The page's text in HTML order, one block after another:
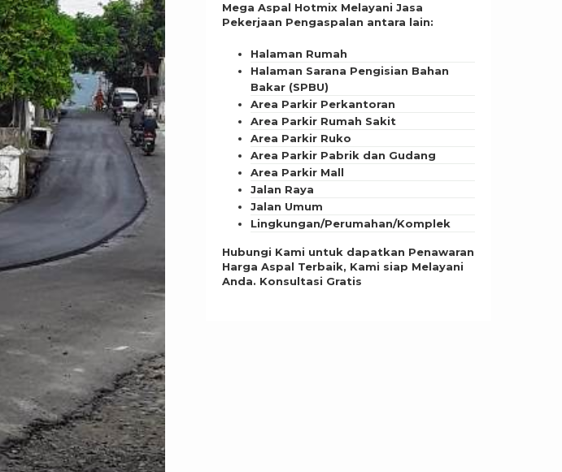
Mega Aspal Hotmix Melayani Jasa
Pekerjaan Pengaspalan antara lain:
Halaman Rumah
Halaman Sarana Pengisian Bahan
Bakar (SPBU)
Area Parkir Perkantoran
Area Parkir Rumah Sakit
Area Parkir Ruko
Area Parkir Pabrik dan Gudang
Area Parkir Mall
Jalan Raya
Jalan Umum
Lingkungan/Perumahan/Komplek
Hubungi Kami untuk dapatkan Penawaran
Harga Aspal Terbaik, Kami siap Melayani
Anda. Konsultasi Gratis